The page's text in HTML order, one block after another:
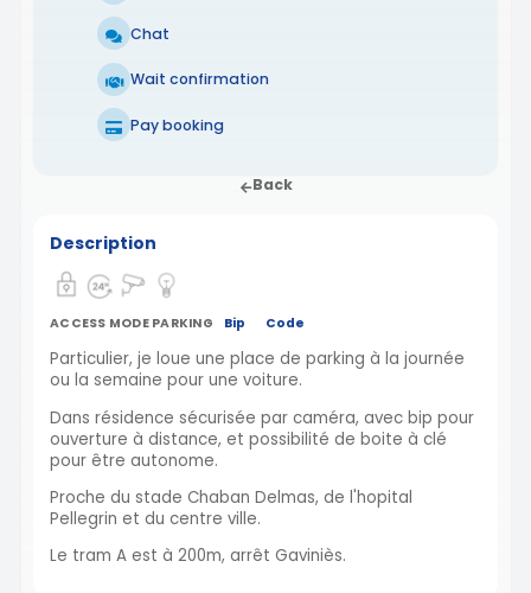
Chat
Wait confirmation
Pay booking
Back
Description
ACCESS MODE PARKING Bip Code
Particulier, je loue une place de parking à la journée
ou la semaine pour une voiture.
Dans résidence sécurisée par caméra, avec bip pour
ouverture à distance, et possibilité de boite à clé
pour être autonome.
Proche du stade Chaban Delmas, de l'hopital
Pellegrin et du centre ville.
Le tram A est à 200m, arrêt Gaviniès.